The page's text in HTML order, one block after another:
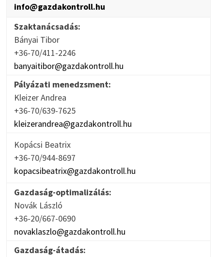
info@gazdakontroll.hu
Szaktanácsadás:
Bányai Tibor
+36-70/411-2246
banyaitibor@gazdakontroll.hu
Pályázati menedzsment:
Kleizer Andrea
+36-70/639-7625
kleizerandrea@gazdakontroll.hu
Kopácsi Beatrix
+36-70/944-8697
kopacsibeatrix@gazdakontroll.hu
Gazdaság-optimalizálás:
Novák László
+36-20/667-0690
novaklaszlo@gazdakontroll.hu
Gazdaság-átadás: